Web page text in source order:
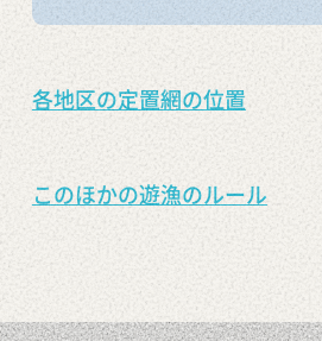
各地区の定置網の位置
このほかの遊漁のルール